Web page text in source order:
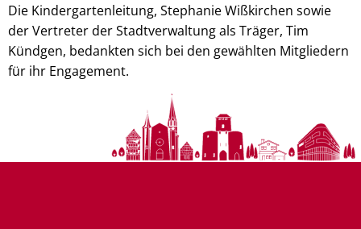
Die Kindergartenleitung, Stephanie Wißkirchen sowie
der Vertreter der Stadtverwaltung als Träger, Tim
Kündgen, bedankten sich bei den gewählten Mitgliedern
für ihr Engagement.